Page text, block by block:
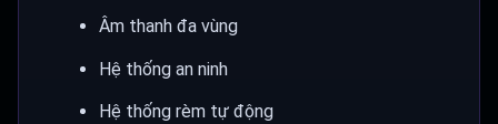
Âm thanh đa vùng
Hệ thống an ninh
Hệ thống rèm tự động